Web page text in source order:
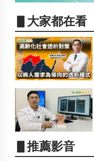
▋大家都在看
▋推薦影音